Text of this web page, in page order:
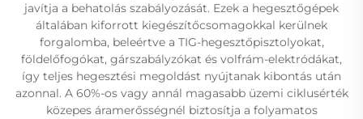
javítja a behatolás szabályozását. Ezek a hegesztőgépek
általában kiforrott kiegészítőcsomagokkal kerülnek
forgalomba, beleértve a TIG-hegesztőpisztolyokat,
földelőfogókat, gárszabályzókat és volfrám-elektródákat,
így teljes hegesztési megoldást nyújtanak kibontás után
azonnal. A 60%-os vagy annál magasabb üzemi ciklusérték
közepes áramerősségnél biztosítja a folyamatos